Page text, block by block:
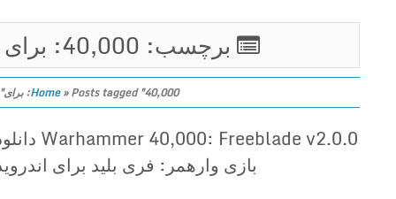
برچسب: 40,000: برای
Home»Posts tagged "40,000: برای"
Warhammer 40,000: Freeblade v2.0.0 دانلود
بازی وارهمر: فری بلید برای اندروید